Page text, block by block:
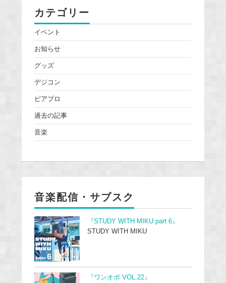
カテゴリー
イベント
お知らせ
グッズ
デジコン
ピアプロ
過去の記事
音楽
音楽配信・サブスク
『STUDY WITH MIKU part 6』
STUDY WITH MIKU
『ワンオポ VOL.22』